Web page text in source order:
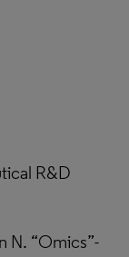
R&D
N. “Omics”-